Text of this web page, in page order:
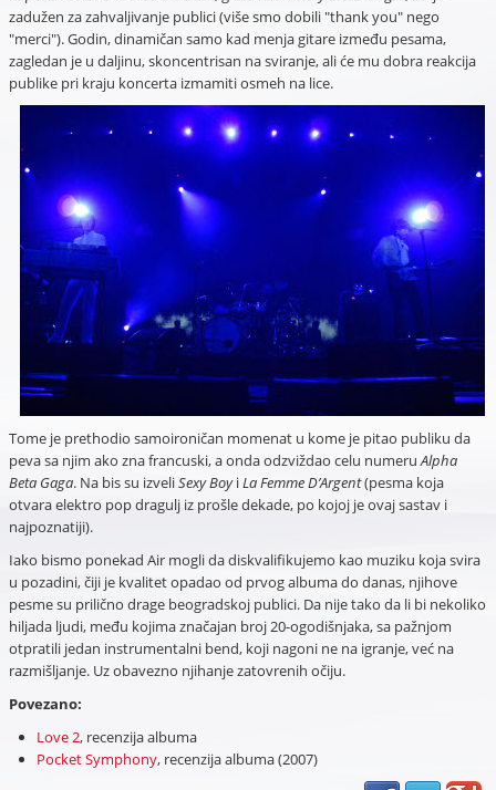
zadužen za zahvaljivanje publici (više smo dobili "thank you" nego
"merci"). Godin, dinamičan samo kad menja gitare između pesama,
zagledan je u daljinu, skoncentrisan na sviranje, ali će mu dobra reakcija
publike pri kraju koncerta izmamiti osmeh na lice.
Tome je prethodio samoironičan momenat u kome je pitao publiku da
peva sa njim ako zna francuski, a onda odzviždao celu numeruAlpha
Beta Gaga. Na bis su izveliSexy BoyiLa Femme D’Argent(pesma koja
otvara elektro pop dragulj iz prošle dekade, po kojoj je ovaj sastav i
najpoznatiji).
Iako bismo ponekad Air mogli da diskvalifikujemo kao muziku koja svira
u pozadini, čiji je kvalitet opadao od prvog albuma do danas, njihove
pesme su prilično drage beogradskoj publici. Da nije tako da li bi nekoliko
hiljada ljudi, među kojima značajan broj 20-ogodišnjaka, sa pažnjom
otpratili jedan instrumentalni bend, koji nagoni ne na igranje, već na
razmišljanje. Uz obavezno njihanje zatovrenih očiju.
Povezano:
Love 2, recenzija albuma
Pocket Symphony, recenzija albuma (2007)